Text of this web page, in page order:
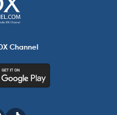
Channel